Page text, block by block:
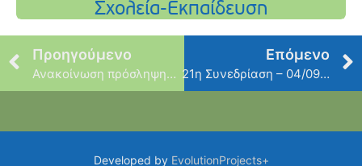
Προηγούμενο
Ανακοίνωση πρόσληψης (3) ΔΕ Βοηθών Βρεφονηπιοκόμων
Επόμενο
21η Συνεδρίαση – 04/09/2024
Developed by EvolutionProjects+